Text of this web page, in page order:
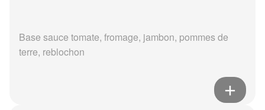
Base sauce tomate, fromage, jambon, pommes de
terre, reblochon